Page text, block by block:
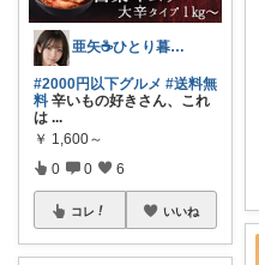
亜矢☕️ひとり暮らしの推しアイテム✨
#2000円以下グルメ #送料無
料 辛いもの好きさん、これ
は ...
￥ 1,600～
0 0 6
コレ いいね